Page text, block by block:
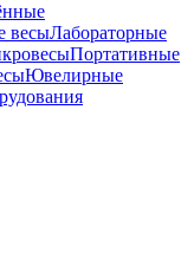
весыЛабораторные
Портативные
Ювелирные